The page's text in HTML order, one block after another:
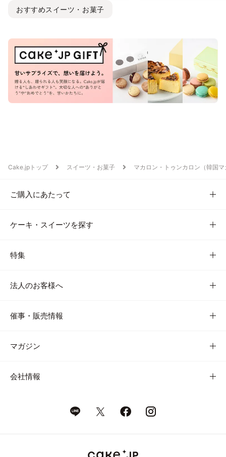
おすすめスイーツ・お菓子
Cake.jpトップ スイーツ・お菓子 マカロン・トゥンカロン（韓国
ご購入にあたって
ケーキ・スイーツを探す
特集
法人のお客様へ
催事・販売情報
マガジン
会社情報